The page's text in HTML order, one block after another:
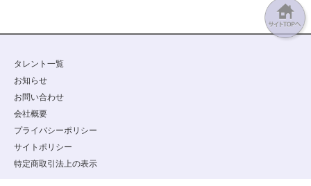
タレント一覧
お知らせ
お問い合わせ
会社概要
プライバシーポリシー
サイトポリシー
特定商取引法上の表示